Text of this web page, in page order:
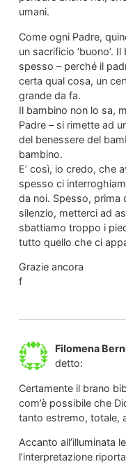
umani.
Come ogni Padre,
un sacrificio ‘buono’.
spesso – perché il
certa qual cosa, un
grande da fa.
Il bambino non lo sa,
Padre – si rimette ad
del benessere del
bambino.
E’ così, io credo, che
spesso ci
da noi. Spesso, prima
silenzio, metterci ad
sbattiamo troppo i
tutto quello che ci
Grazie ancora
f
Filomena
detto:
Certamente il brano
com’è possibile che
tanto estremo, totale,
Accanto all’illuminata
l’interpretazione